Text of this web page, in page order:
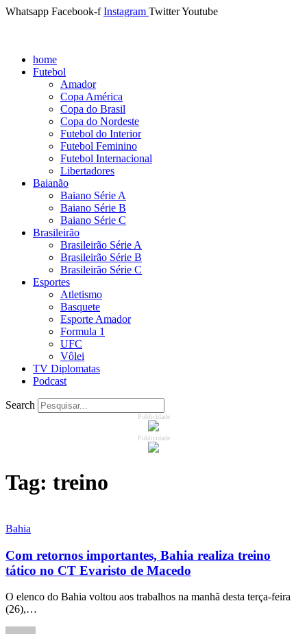
Whatsapp Facebook-f Instagram TwitterYoutube
home
Futebol
Amador
Copa América
Copa do Brasil
Copa do Nordeste
Futebol do Interior
Futebol Feminino
Futebol Internacional
Libertadores
Baianão
Baiano Série A
Baiano Série B
Baiano Série C
Brasileirão
Brasileirão Série A
Brasileirão Série B
Brasileirão Série C
Esportes
Atletismo
Basquete
Esporte Amador
Formula 1
UFC
Vôlei
TV Diplomatas
Podcast
Search
Publicidade
Publicidade
Tag: treino
Bahia
Com retornos importantes, Bahia realiza treino
tático no CT Evaristo de Macedo
O elenco do Bahia voltou aos trabalhos na manhã desta terça-feira
(26),…